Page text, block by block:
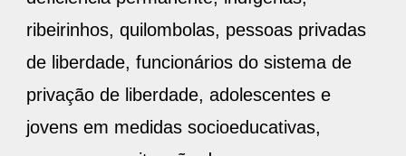
ribeirinhos, quilombolas, pessoas privadas
de liberdade, funcionários do sistema de
privação de liberdade, adolescentes e
jovens em medidas socioeducativas,